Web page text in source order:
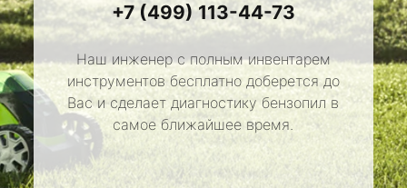
+7 (499) 113-44-73
Наш инженер с полным инвентарем
инструментов бесплатно доберется до
Вас и сделает диагностику бензопил в
самое ближайшее время.